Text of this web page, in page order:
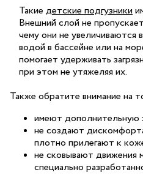
Такие детские подгузники
Внешний слой не
чему они не увеличиваются
водой в бассейне или на
помогает удерживать
при этом не утяжеляя их.
Также обратите внимание на
имеют дополнительную
не создают
плотно прилегают к
не сковывают движения
специально